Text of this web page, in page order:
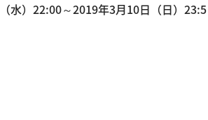
水）22:00～2019年3月10日（日）23:5